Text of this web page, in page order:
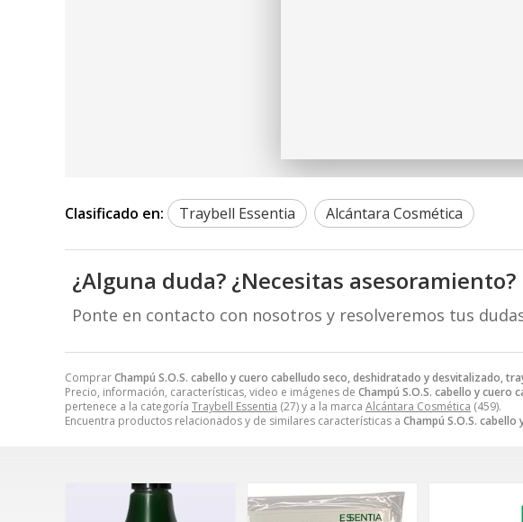
ComprarChampú S.O.S. cabello y cuero cabelludo seco, deshidratado y desvitalizado,
Precio, información, características, video e imágenes de Champú S.O.S. cabello y
pertenece a la categoría Traybell Essentia (27) y a la marca Alcántara Cosmética (459).
Encuentra productos relacionados y de similares características a Champú S.O.S.
Clasificado en: Traybell Essentia Alcántara Cosmética
¿Alguna duda? ¿Necesitas asesoramiento?
Ponte en contacto con nosotros y resolveremos tus